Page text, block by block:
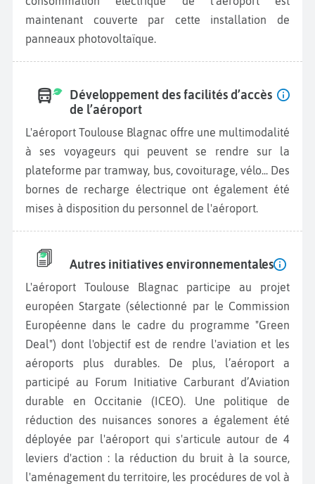
maintenant couverte par cette installation de
panneaux photovoltaïque.
Développement des facilités d’accès
de l’aéroport
L'aéroport Toulouse Blagnac offre une multimodalité
à ses voyageurs qui peuvent se rendre sur la
plateforme par tramway, bus, covoiturage, vélo... Des
bornes de recharge électrique ont également été
mises à disposition du personnel de l'aéroport.
Autres initiatives environnementales
L'aéroport Toulouse Blagnac participe au projet
européen Stargate (sélectionné par le Commission
Européenne dans le cadre du programme "Green
Deal") dont l'objectif est de rendre l'aviation et les
aéroports plus durables. De plus, l’aéroport a
participé au Forum Initiative Carburant d’Aviation
durable en Occitanie (ICEO). Une politique de
réduction des nuisances sonores a également été
déployée par l'aéroport qui s'articule autour de 4
leviers d'action : la réduction du bruit à la source,
l'aménagement du territoire, les procédures de vol à